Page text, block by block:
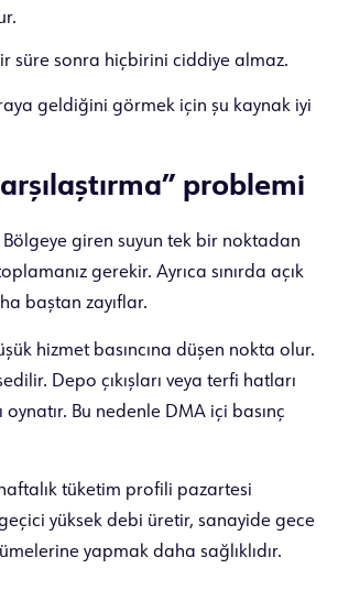
süre sonra hiçbirini ciddiye almaz.
geldiğini görmek için şu kaynak iyi
problemi
giren suyun tek bir noktadan
gerekir. Ayrıca sınırda açık
baştan zayıflar.
hizmet basıncına düşen nokta olur.
Depo çıkışları veya terfi hatları
Bu nedenle DMA içi basınç
tüketim profili pazartesi
yüksek debi üretir, sanayide gece
yapmak daha sağlıklıdır.